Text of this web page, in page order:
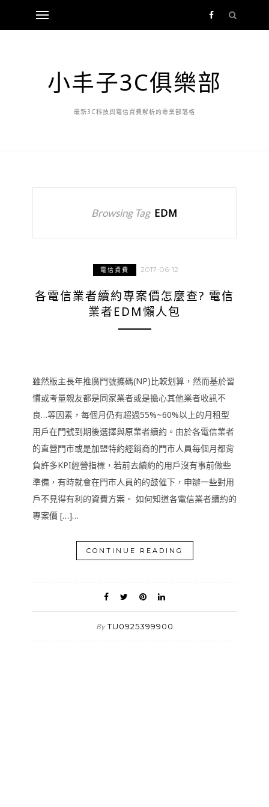
小丰子3C俱樂部
最新3C科技與電信資費解析的專業部落格
Browsing Tag EDM
電信資費 2017-06-12
各電信業者續約專案價怎麼查? 電信
業者EDM懶人包
雖然版主長年推廣門號攜碼(NP)比較划算，然而基於習
慣或考量親友都是同家業者或是擔心其他業者收訊不
良…等因素，每個月仍有超過55%~60%以上的月租型
用戶在門號到期後選擇與原業者續約。由於各電信業者
的直營門市或是加盟特約經銷商的門市人員每個月都背
負許多KPI經營指標，若前去續約的用戶沒有事前做些
準備，有時就會在門市人員的的鼓催下，申辦一些對用
戶不見得有利的資費方案。 如何知道各電信業者續約的
專案價 […]…
CONTINUE READING
By TU0925399900